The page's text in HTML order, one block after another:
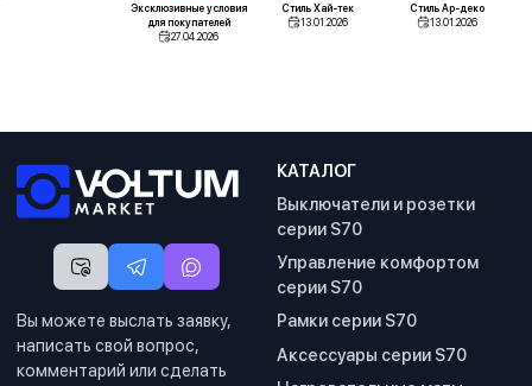
Эксклюзивные условия
для покупателей
27.04.2026
Стиль Хай-тек
13.01.2026
Стиль Ар-деко
13.01.2026
Вы можете выслать заявку,
написать свой вопрос,
комментарий или сделать
КАТАЛОГ
Выключатели и розетки
серии S70
Управление комфортом
серии S70
Рамки серии S70
Аксессуары серии S70